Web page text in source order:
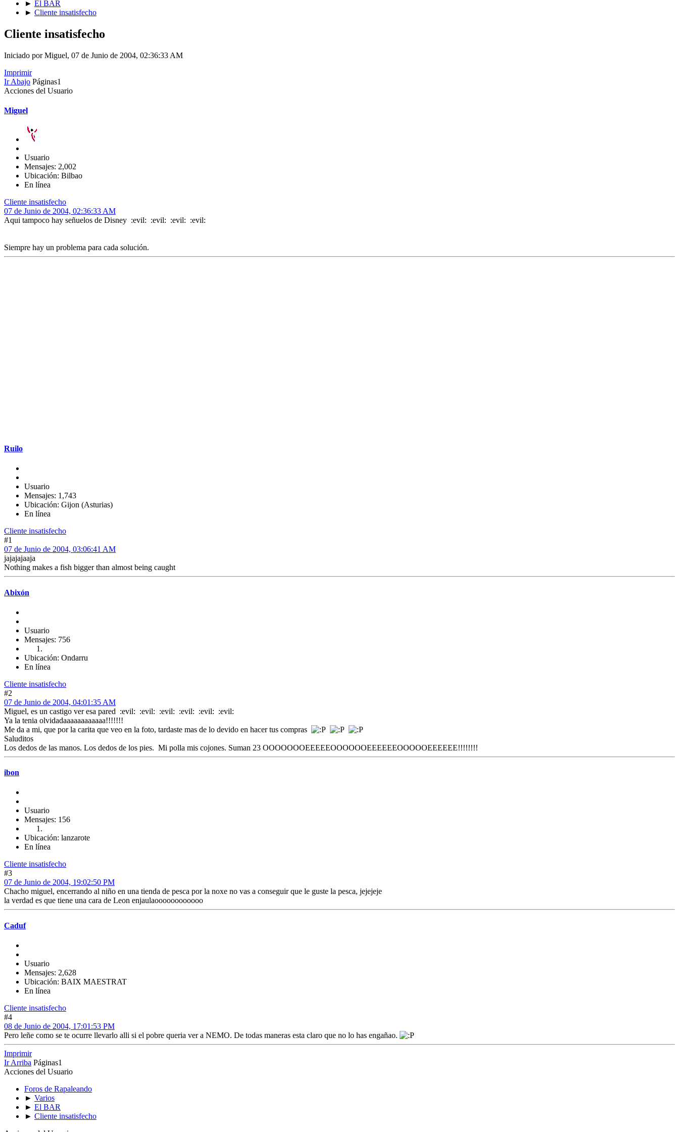
► El BAR
► Cliente insatisfecho
Cliente insatisfecho
Iniciado por Miguel, 07 de Junio de 2004, 02:36:33 AM
Imprimir
Ir Abajo Páginas1
Acciones del Usuario
Miguel
Usuario
Mensajes: 2,002
Ubicación: Bilbao
En línea
Cliente insatisfecho
07 de Junio de 2004, 02:36:33 AM
Aqui tampoco hay señuelos de Disney :evil: :evil: :evil: :evil:
Siempre hay un problema para cada solución.
Ruilo
Usuario
Mensajes: 1,743
Ubicación: Gijon (Asturias)
En línea
Cliente insatisfecho
#1
07 de Junio de 2004, 03:06:41 AM
jajajajaaja
Nothing makes a fish bigger than almost being caught
Abixón
Usuario
Mensajes: 756
Ubicación: Ondarru
En línea
Cliente insatisfecho
#2
07 de Junio de 2004, 04:01:35 AM
Miguel, es un castigo ver esa pared :evil: :evil: :evil: :evil: :evil: :evil:
Ya la tenia olvidadaaaaaaaaaaaa!!!!!!!
Me da a mi, que por la carita que veo en la foto, tardaste mas de lo devido en hacer tus compras
Saluditos
Los dedos de las manos. Los dedos de los pies. Mi polla mis cojones. Suman 23 OOOOOOOEEEEEOOOOOOEEEEEEOOOOOEEEEEE!!!!!!!!
ibon
Usuario
Mensajes: 156
Ubicación: lanzarote
En línea
Cliente insatisfecho
#3
07 de Junio de 2004, 19:02:50 PM
Chacho miguel, encerrando al niño en una tienda de pesca por la noxe no vas a conseguir que le guste la pesca, jejejeje
la verdad es que tiene una cara de Leon enjaulaoooooooooooo
Caduf
Usuario
Mensajes: 2,628
Ubicación: BAIX MAESTRAT
En línea
Cliente insatisfecho
#4
08 de Junio de 2004, 17:01:53 PM
Pero leñe como se te ocurre llevarlo alli si el pobre queria ver a NEMO. De todas maneras esta claro que no lo has engañao.
Imprimir
Ir Arriba Páginas1
Acciones del Usuario
Foros de Rapaleando
► Varios
► El BAR
► Cliente insatisfecho